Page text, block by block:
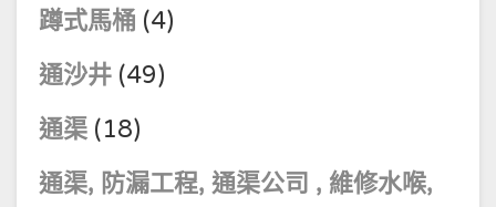
蹲式馬桶 (4)
通沙井 (49)
通渠 (18)
通渠, 防漏工程, 通渠公司 , 維修水喉,